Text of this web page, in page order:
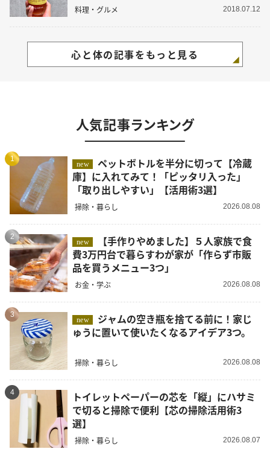
料理・グルメ 2018.07.12
心と体の記事をもっと見る
人気記事ランキング
1
new
ペットボトルを半分に切って【冷蔵
庫】に入れてみて！「ピッタリ入った」
「取り出しやすい」【活用術3選】
掃除・暮らし 2026.08.08
2
new
費3万円台で暮らすわが家が「作らず市販
品を買うメニュー3つ」
お金・学ぶ 2026.08.08
3
new
ゅうに置いて使いたくなるアイデア3つ。
掃除・暮らし 2026.08.08
4
トイレットペーパーの芯を「縦」にハサミ
で切ると掃除で便利【芯の掃除活用術3
選】
掃除・暮らし 2026.08.07